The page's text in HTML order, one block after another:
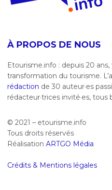
À PROPOS DE NOUS
Etourisme.info : depuis 20
transformation du tourisme.
rédaction de 30 auteur·es
rédacteur·trices invité·es, tous
© 2021 – etourisme.info
Tous droits réservés
Réalisation ARTGO Média
Crédits & Mentions légales